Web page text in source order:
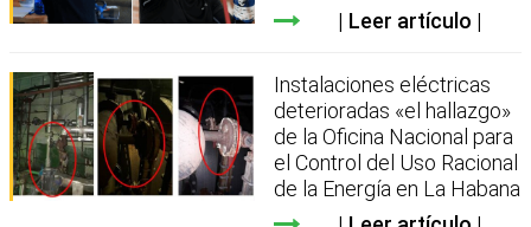
Leer artículo
Instalaciones eléctricas
deterioradas «el hallazgo»
de la Oficina Nacional para
el Control del Uso Racional
de la Energía en La Habana